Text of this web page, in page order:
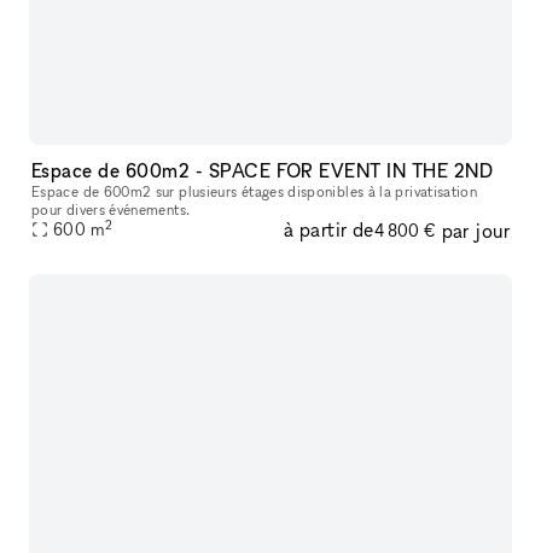
Espace de 600m2 - SPACE FOR EVENT IN THE 2ND
Espace de 600m2 sur plusieurs étages disponibles à la privatisation
pour divers événements.
600 m2 à partir de4 800 € par jour